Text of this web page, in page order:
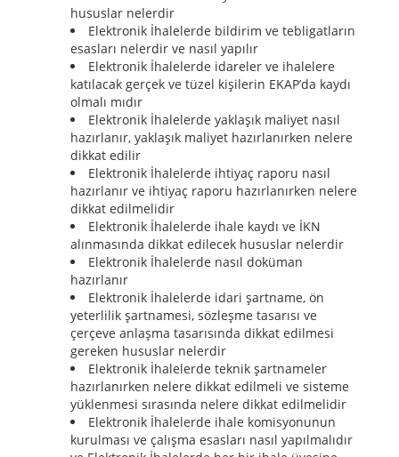
hususlar nelerdir
Elektronik İhalelerde bildirim ve tebligatların
esasları nelerdir ve nasıl yapılır
Elektronik İhalelerde idareler ve ihalelere
katılacak gerçek ve tüzel kişilerin EKAP’da kaydı
olmalı mıdır
Elektronik İhalelerde yaklaşık maliyet nasıl
hazırlanır, yaklaşık maliyet hazırlanırken nelere
dikkat edilir
Elektronik İhalelerde ihtiyaç raporu nasıl
hazırlanır ve ihtiyaç raporu hazırlanırken nelere
dikkat edilmelidir
Elektronik İhalelerde ihale kaydı ve İKN
alınmasında dikkat edilecek hususlar nelerdir
Elektronik İhalelerde nasıl doküman
hazırlanır
Elektronik İhalelerde idari şartname, ön
yeterlilik şartnamesi, sözleşme tasarısı ve
çerçeve anlaşma tasarısında dikkat edilmesi
gereken hususlar nelerdir
Elektronik İhalelerde teknik şartnameler
hazırlanırken nelere dikkat edilmeli ve sisteme
yüklenmesi sırasında nelere dikkat edilmelidir
Elektronik İhalelerde ihale komisyonunun
kurulması ve çalışma esasları nasıl yapılmalıdır